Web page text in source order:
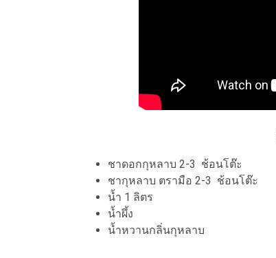
ชาดอกกุหลาบ 2-3 ช้อนโต๊ะ
ชากุหลาบ ตรามือ 2-3 ช้อนโต๊ะ
น้ำ 1 ลิตร
น้ำผึ้ง
น้ำหวานกลิ่นกุหลาบ